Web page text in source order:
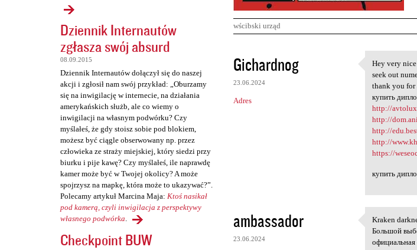
Dziennik Internautów
zgłasza swój absurd
08.09.2015
Dziennik Internautów dołączył się do naszej
akcji i zgłosił nam swój przykład: „Oburzamy
się na inwigilację w internecie, na działania
amerykańskich służb, ale co wiemy o
inwigilacji na własnym podwórku? Czy
myślałeś, że gdy stoisz sobie pod blokiem,
możesz być ciągle obserwowany np. przez
człowieka ze straży miejskiej, który siedzi przy
biurku i pije kawę? Czy myślałeś, ile naprawdę
kamer może być w Twojej okolicy? A może
spojrzysz na mapkę, która może to ukazywać?”.
Polecamy artykuł Marcina Maja: Ktoś nasikał
pod kamerą, czyli inwigilacja z perspektywy
własnego podwórka.
Checkpoint BUW
wścibski urząd
K
o
m
e
Gichardnog
23.06.2024
Adres
Hey very
Hey very
seek out
thank you for
купить
http://
http://
http://
http://
https://
купить
ambassador
23.06.2024
Kraken
Kraken
Большой
официальная